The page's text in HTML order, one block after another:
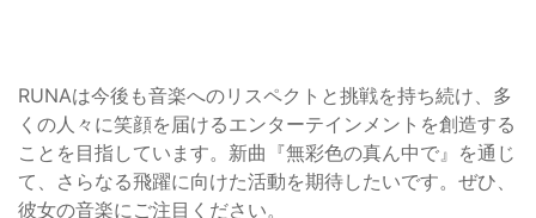
RUNAは今後も音楽へのリスペクトと挑戦を持ち続け、多
くの人々に笑顔を届けるエンターテインメントを創造する
ことを目指しています。新曲『無彩色の真ん中で』を通じ
て、さらなる飛躍に向けた活動を期待したいです。ぜひ、
彼女の音楽にご注目ください。